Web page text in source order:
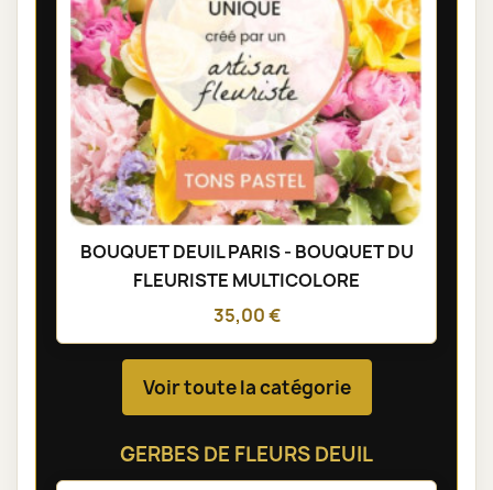
BOUQUET DEUIL PARIS - BOUQUET DU
FLEURISTE MULTICOLORE
35,00 €
Voir toute la catégorie
GERBES DE FLEURS DEUIL